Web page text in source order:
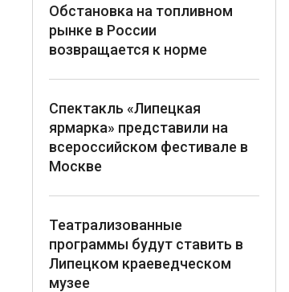
Обстановка на топливном
рынке в России
возвращается к норме
Спектакль «Липецкая
ярмарка» представили на
всероссийском фестивале в
Москве
Театрализованные
программы будут ставить в
Липецком краеведческом
музее